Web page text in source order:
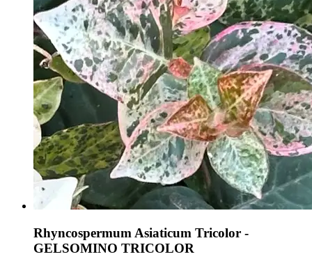
Rhyncospermum Asiaticum Tricolor -
GELSOMINO TRICOLOR